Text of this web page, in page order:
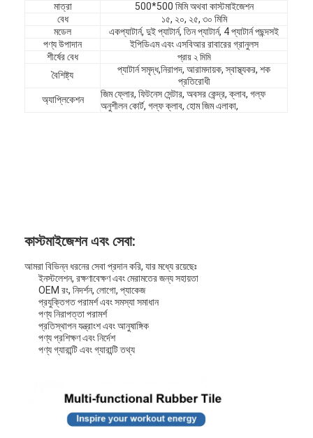
মাত্রা
500*500 মিমি অথবা কাস্টমাইজেশন
বেধ
১৫, ২০, ২৫, ৩০ মিমি
মডেল
একপ্যাটার্ন, দুই প্যাটার্ন, তিন প্যাটার্ন, 4 প্যাটার্ন পছন্দসই
পণ্য উপাদান
ইপিডিএম এবং এসবিআর রাবারের গ্রানুলস
শীর্ষের বেধ
প্রায় ২ মিমি
বৈশিষ্ট্য প্যাটার্ন সমৃদ্ধ,নিরাপদ, আরামদায়ক, স্বাস্থ্যকর, শক
প্রতিরোধী
অ্যাপ্লিকেশন
জিম ফ্লোর, ফিটনেস সেন্টার, অবসর কেন্দ্র, ক্লাব, গল্ফ
অনুশীলন কোর্ট, গল্ফ ক্লাব, হোম জিম এলাকা,
কাস্টমাইজেশন এবং সেবা:
আমরা বিভিন্ন ধরনের সেবা প্রদান করি, যার মধ্যে রয়েছেঃ
ইনস্টলেশন, রক্ষণাবেক্ষণ এবং মেরামতের জন্য সহায়তা
OEM রং, নিদর্শন, লোগো, প্যাকেজ
প্রযুক্তিগত পরামর্শ এবং সমস্যা সমাধান
পণ্য নিরাপত্তা পরামর্শ
প্রতিস্থাপন যন্ত্রাংশ এবং আনুষাঙ্গিক
পণ্য প্রশিক্ষণ এবং নির্দেশ
পণ্য গ্যারান্টি এবং গ্যারান্টি তথ্য